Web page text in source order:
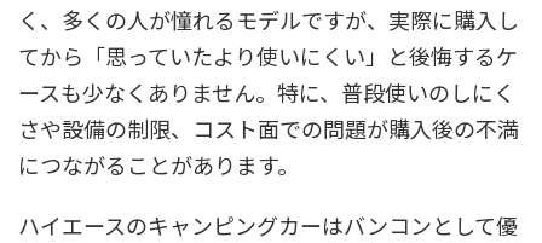
く、多くの人が憧れるモデルですが、実際に購入し
てから「思っていたより使いにくい」と後悔するケ
ースも少なくありません。特に、普段使いのしにく
さや設備の制限、コスト面での問題が購入後の不満
につながることがあります。
ハイエースのキャンピングカーはバンコンとして優